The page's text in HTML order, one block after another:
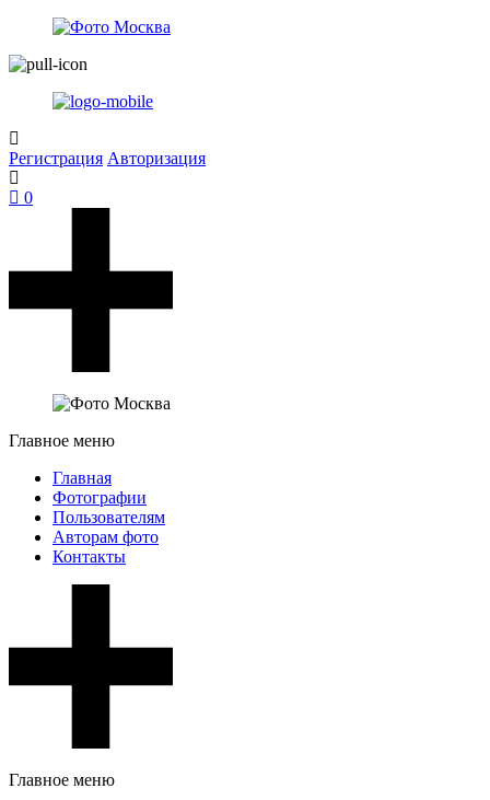
Регистрация Авторизация
0
Главное меню
Главная
Фотографии
Пользователям
Авторам фото
Контакты
Главное меню